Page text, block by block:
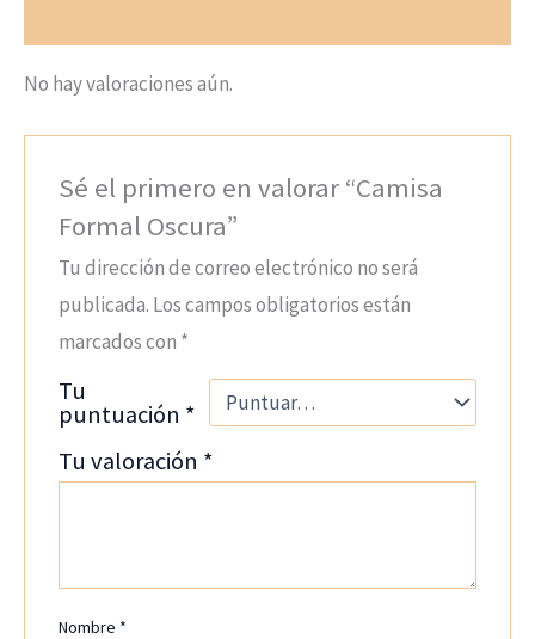
No hay valoraciones aún.
Sé el primero en valorar “Camisa
Formal Oscura”
Tu dirección de correo electrónico no será
publicada. Los campos obligatorios están
marcados con *
Tu
puntuación *
Tu valoración *
Nombre *